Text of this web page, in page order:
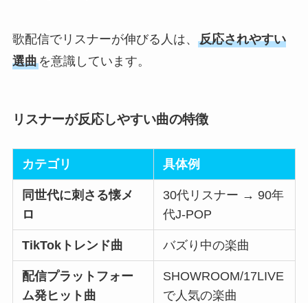
歌配信でリスナーが伸びる人は、 反応されやすい
選曲を意識しています。
リスナーが反応しやすい曲の特徴
カテゴリ 具体例
同世代に刺さる懐メ
ロ
30代リスナー → 90年
代J-POP
TikTokトレンド曲 バズり中の楽曲
配信プラットフォー
ム発ヒット曲
SHOWROOM/17LIVE
で人気の楽曲